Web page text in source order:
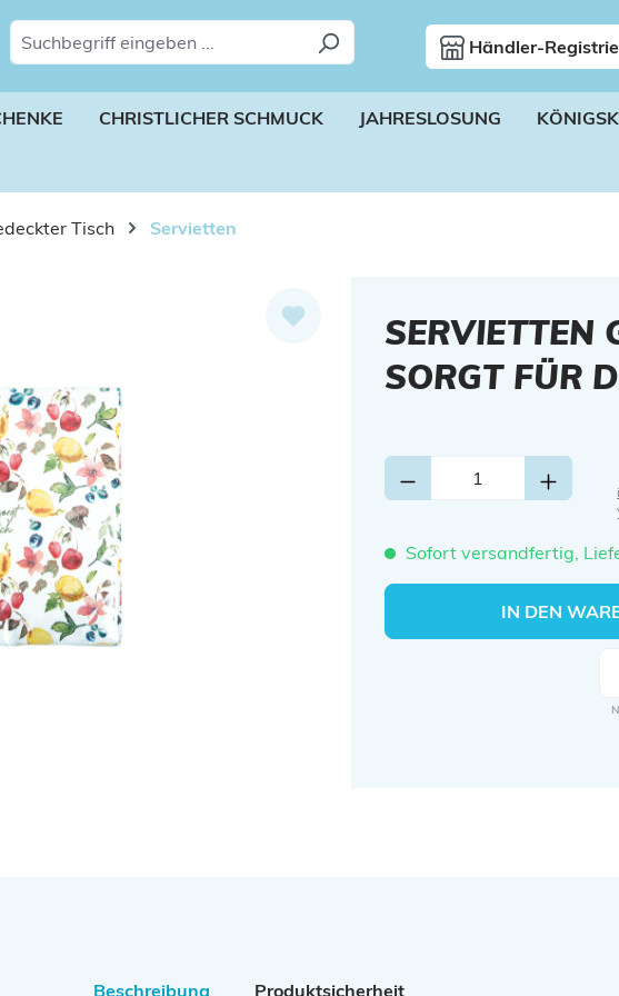
Händler-
CHRISTLICHER SCHMUCK JAHRESLOSUNG
Tisch Servietten
SERVIETTEN
SORGT FÜR
Sofort versandfertig,
IN DEN
Beschreibung Produktsicherheit